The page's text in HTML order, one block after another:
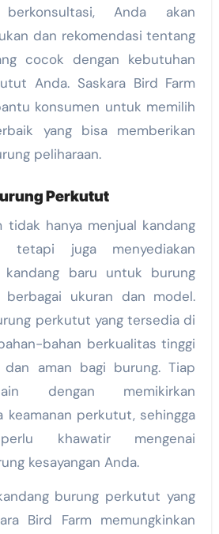
Anda akan
dan rekomendasi tentang
cocok dengan kebutuhan
Anda. Saskara Bird Farm
konsumen untuk memilih
yang bisa memberikan
peliharaan.
Perkutut
tidak hanya menjual kandang
tetapi juga menyediakan
kandang baru untuk burung
ukuran dan model.
perkutut yang tersedia di
bahan berkualitas tinggi
aman bagi burung. Tiap
dengan memikirkan
keamanan perkutut, sehingga
khawatir mengenai
kesayangan Anda.
burung perkutut yang
Bird Farm memungkinkan